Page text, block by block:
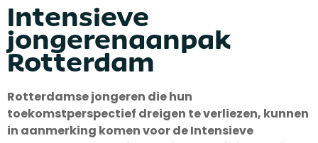
Intensieve
jongerenaanpak
Rotterdam
Rotterdamse jongeren die hun
toekomstperspectief dreigen te verliezen, kunnen
in aanmerking komen voor de Intensieve